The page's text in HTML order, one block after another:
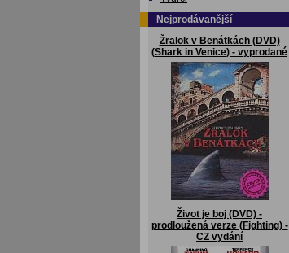
Nejprodávanější
Žralok v Benátkách (DVD)
(Shark in Venice) - vyprodané
Život je boj (DVD) -
prodloužená verze (Fighting) -
CZ vydání